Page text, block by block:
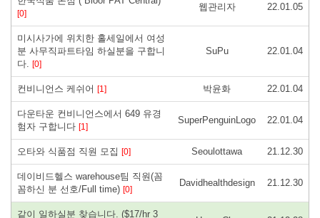
[0]
웹관리자 22.01.05
미시사가에 위치한 홀세일에서 여성
분 사무직파트타임 하실분을 구합니
다. [0]
SuPu 22.01.04
컨비니언스 케쉬어 [1] 박윤화 22.01.04
다운타운 컨비니언스에서 649 유경
험자 구합니다 [1]
SuperPenguinLogo 22.01.04
오타와 식품점 직원 모집 [0] Seoulottawa 21.12.30
데이비드헬스 warehouse팀 직원(꼼
꼼하신 분 선호/Full time) [0]
Davidhealthdesign 21.12.30
같이 일하실분 찾습니다. ($17/hr 3